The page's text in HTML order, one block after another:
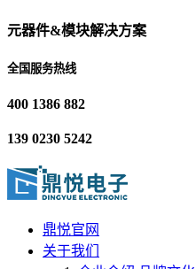
元器件&模块解决方案
全国服务热线
400 1386 882
139 0230 5242
鼎悦官网
关于我们